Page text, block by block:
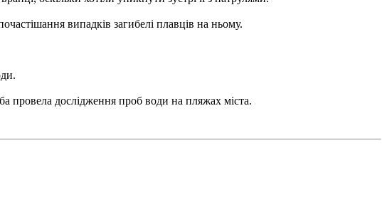
випадків загибелі плавців на ньому.
провела дослідження проб води на пляжах міста.